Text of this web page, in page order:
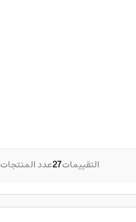
التقييمات27عدد المنتجات